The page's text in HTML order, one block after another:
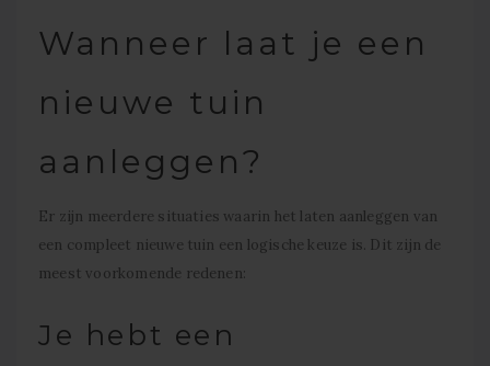
Wanneer laat je een
nieuwe tuin
aanleggen?
Er zijn meerdere situaties waarin het laten aanleggen van
een compleet nieuwe tuin een logische keuze is. Dit zijn de
meest voorkomende redenen:
Je hebt een